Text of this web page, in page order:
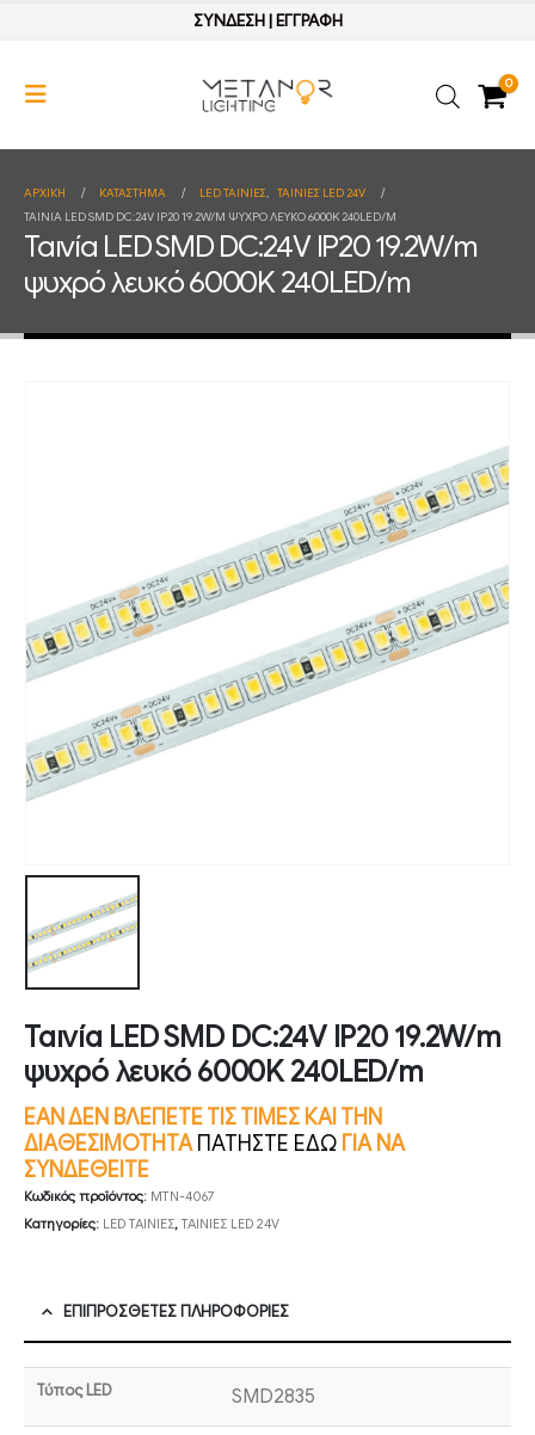
ΣΥΝΔΕΣΗ| ΕΓΓΡΑΦΗ
0
ΑΡΧΙΚΉ ΚΑΤΆΣΤΗΜΑ LED ΤΑΙΝΙΕΣ, ΤΑΙΝΙΕΣ LED 24V
ΤΑΙΝΊΑ LED SMD DC:24V IP20 19.2W/M ΨΥΧΡΌ ΛΕΥΚΌ 6000K 240LED/M
Ταινία LED SMD DC:24V IP20 19.2W/m
ψυχρό λευκό 6000K 240LED/m
Ταινία LED SMD DC:24V IP20 19.2W/m
ψυχρό λευκό 6000K 240LED/m
ΕΑΝ ΔΕΝ ΒΛΕΠΕΤΕ ΤΙΣ ΤΙΜΕΣ ΚΑΙ ΤΗΝ
ΔΙΑΘΕΣΙΜΟΤΗΤΑ ΠΑΤΗΣΤΕ ΕΔΩ ΓΙΑ ΝΑ
ΣΥΝΔΕΘΕΙΤΕ
Κωδικός προϊόντος: MTN-4067
Κατηγορίες: LED ΤΑΙΝΙΕΣ,ΤΑΙΝΙΕΣ LED 24V
ΕΠΙΠΡΌΣΘΕΤΕΣ ΠΛΗΡΟΦΟΡΊΕΣ
Τύπος LED SMD2835